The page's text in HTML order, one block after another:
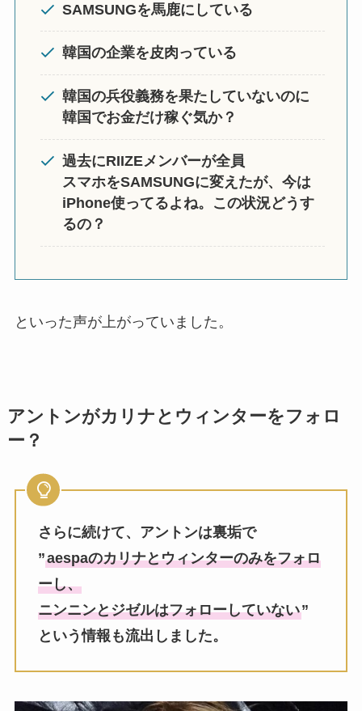
SAMSUNGを馬鹿にしている
韓国の企業を皮肉っている
韓国の兵役義務を果たしていないのに
韓国でお金だけ稼ぐ気か？
過去にRIIZEメンバーが全員
スマホをSAMSUNGに変えたが、今は
iPhone使ってるよね。この状況どうす
るの？
といった声が上がっていました。
アントンがカリナとウィンターをフォロ
ー？
さらに続けて、アントンは裏垢で
”aespaのカリナとウィンターのみをフォロ
ーし、
ニンニンとジゼルはフォローしていない”
という情報も流出しました。